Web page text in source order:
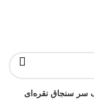
سر سنجاق نقره‌ای